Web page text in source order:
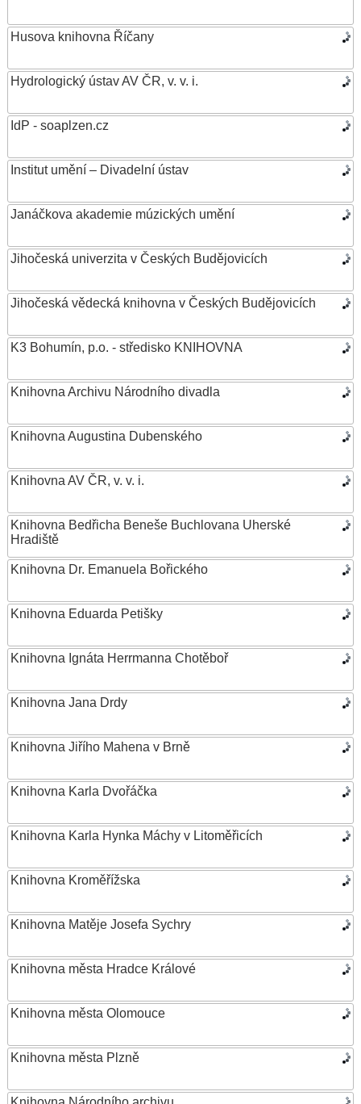
Husova knihovna Říčany
Hydrologický ústav AV ČR, v. v. i.
IdP - soaplzen.cz
Institut umění – Divadelní ústav
Janáčkova akademie múzických umění
Jihočeská univerzita v Českých Budějovicích
Jihočeská vědecká knihovna v Českých Budějovicích
K3 Bohumín, p.o. - středisko KNIHOVNA
Knihovna Archivu Národního divadla
Knihovna Augustina Dubenského
Knihovna AV ČR, v. v. i.
Knihovna Bedřicha Beneše Buchlovana Uherské
Hradiště
Knihovna Dr. Emanuela Bořického
Knihovna Eduarda Petišky
Knihovna Ignáta Herrmanna Chotěboř
Knihovna Jana Drdy
Knihovna Jiřího Mahena v Brně
Knihovna Karla Dvořáčka
Knihovna Karla Hynka Máchy v Litoměřicích
Knihovna Kroměřížska
Knihovna Matěje Josefa Sychry
Knihovna města Hradce Králové
Knihovna města Olomouce
Knihovna města Plzně